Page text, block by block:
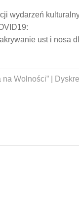
wydarzeń
ust i nosa
na Wolności” |